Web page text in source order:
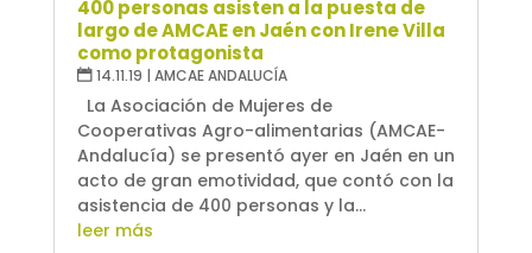
400 personas asisten a la puesta de
largo de AMCAE en Jaén con Irene Villa
como protagonista
14.11.19 | AMCAE ANDALUCÍA
La Asociación de Mujeres de
Cooperativas Agro-alimentarias (AMCAE-
Andalucía) se presentó ayer en Jaén en un
acto de gran emotividad, que contó con la
asistencia de 400 personas y la...
leer más